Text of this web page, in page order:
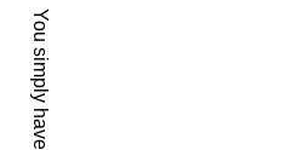
ー
シ
ョ
ン